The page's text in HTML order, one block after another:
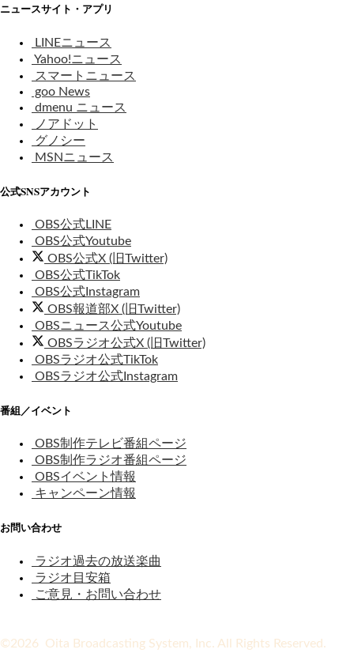
ニュースサイト・アプリ
LINEニュース
Yahoo!ニュース
スマートニュース
goo News
dmenu ニュース
ノアドット
グノシー
MSNニュース
公式SNSアカウント
OBS公式LINE
OBS公式Youtube
OBS公式X (旧Twitter)
OBS公式TikTok
OBS公式Instagram
OBS報道部X (旧Twitter)
OBSニュース公式Youtube
OBSラジオ公式X (旧Twitter)
OBSラジオ公式TikTok
OBSラジオ公式Instagram
番組／イベント
OBS制作テレビ番組ページ
OBS制作ラジオ番組ページ
OBSイベント情報
キャンペーン情報
お問い合わせ
ラジオ過去の放送楽曲
ラジオ目安箱
ご意見・お問い合わせ
©2026 Oita Broadcasting System, Inc. All Rights Reserved.